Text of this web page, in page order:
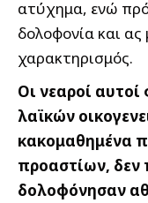
ατύχημα, ενώ
δολοφονία και ας
χαρακτηρισμός.
Οι νεαροί
λαϊκών
κακομαθημένα
προαστίων, δεν
δολοφόνησαν